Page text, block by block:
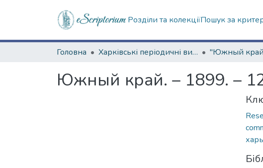
Розділи та колекціїПошук за
Головна Харківські періодичні видання
Южный край. – 1899. –